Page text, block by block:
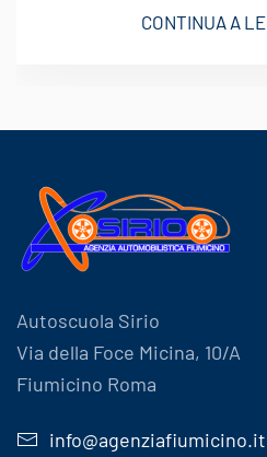
CONTINUA A
Autoscuola Sirio
Via della Foce Micina, 10/A
Fiumicino Roma
info@agenziafiumicino.it